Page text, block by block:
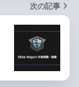
次の記事